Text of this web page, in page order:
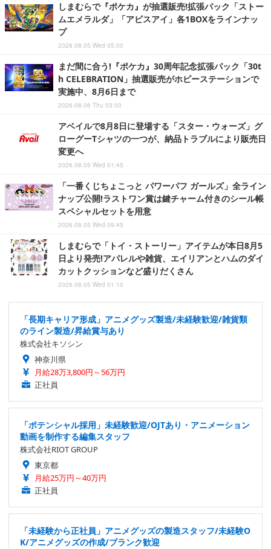
しまむらで『ポケカ』が抽選販売!拡張パック「ストー
ムエメラルダ」「アビスアイ」各1BOXをラインナッ
プ
2026.08.05 Wed 05:00
まだ間に合う!『ポケカ』30周年記念拡張パック「30t
h CELEBRATION」抽選販売がホビーステーションで
実施中、8月6日まで
2026.08.06 Thu 03:00
アベイルで8月8日に登場する「スター・ウォーズ」グ
ローグーTシャツの一つが、納品トラブルにより販売日
変更へ
2026.08.05 Wed 01:45
「一番くじちょこっと パワーパフ ガールズ」全ライン
ナップ公開!ラストワン賞は鍵チャーム付きのシール帳
スペシャルセットを用意
2026.08.05 Wed 09:45
しまむらで「トイ・ストーリー」アイテムが本日8月5
日より発売!アパレルや雑貨、エイリアンとハムのダイ
カットクッションなど盛りだくさん
2026.08.05 Wed 01:10
「長期キャリア形成」アニメグッズ製造/未経験歓迎/雑貨類
のライン製造/昇給賞与あり
株式会社キソシン
神奈川県
月給28万3,800円～56万円
正社員
「ポテンシャル採用」未経験歓迎/OJTあり・アニメーション
動画を制作する編集スタッフ
株式会社RIOT GROUP
東京都
月給25万円～40万円
正社員
「未経験から正社員」アニメグッズの製造スタッフ/未経験O
K/アニメグッズの作成/ブランク歓迎